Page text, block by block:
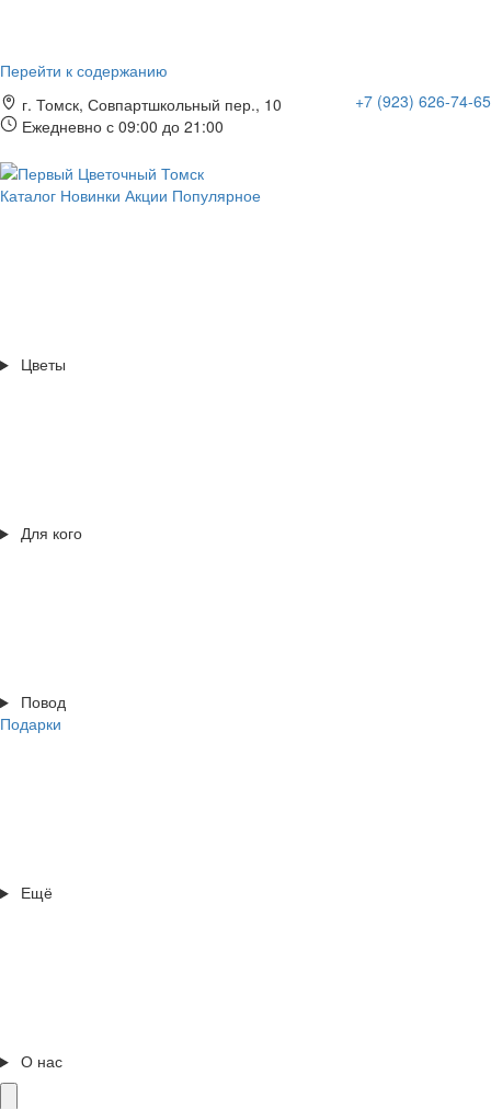
Перейти к содержанию
г. Томск, Совпартшкольный пер., 10
Ежедневно с 09:00 до 21:00
+7 (923) 626-74-65
Каталог Новинки Акции Популярное
Цветы
Для кого
Повод
Подарки
Ещё
О нас